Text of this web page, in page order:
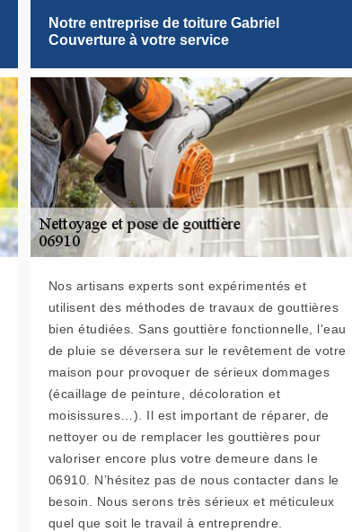
Notre entreprise de toiture Gabriel
Couverture à votre service
Nos artisans experts sont expérimentés et
utilisent des méthodes de travaux de gouttières
bien étudiées. Sans gouttière fonctionnelle, l'eau
de pluie se déversera sur le revêtement de votre
maison pour provoquer de sérieux dommages
(écaillage de peinture, décoloration et
moisissures…). Il est important de réparer, de
nettoyer ou de remplacer les gouttières pour
valoriser encore plus votre demeure dans le
06910. N’hésitez pas de nous contacter dans le
besoin. Nous serons très sérieux et méticuleux
quel que soit le travail à entreprendre.